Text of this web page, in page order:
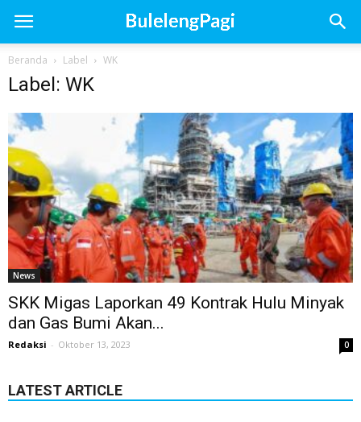
Beranda Label WK
Label: WK
News
SKK Migas Laporkan 49 Kontrak Hulu Minyak
dan Gas Bumi Akan...
Redaksi - Oktober 13, 2023 0
LATEST ARTICLE